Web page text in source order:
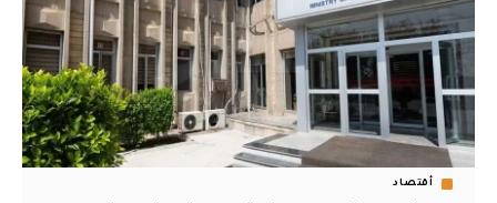
أقتصاد